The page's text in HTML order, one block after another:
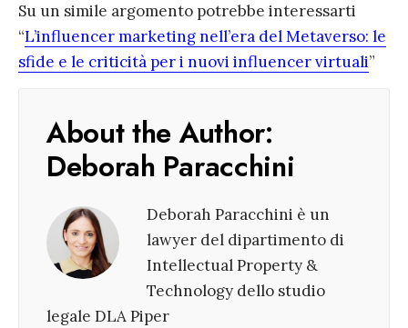
Su un simile argomento potrebbe interessarti
“L’influencer marketing nell’era del Metaverso: le
sfide e le criticità per i nuovi influencer virtuali”
About the Author:
Deborah Paracchini
Deborah Paracchini è un
lawyer del dipartimento di
Intellectual Property &
Technology dello studio
legale DLA Piper